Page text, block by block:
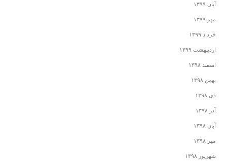
آبان ۱۳۹۹
مهر ۱۳۹۹
خرداد ۱۳۹۹
اردیبهشت ۱۳۹۹
اسفند ۱۳۹۸
بهمن ۱۳۹۸
دی ۱۳۹۸
آذر ۱۳۹۸
آبان ۱۳۹۸
مهر ۱۳۹۸
شهریور ۱۳۹۸